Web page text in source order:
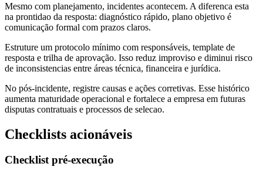
Mesmo com planejamento, incidentes acontecem. A diferenca esta
na prontidao da resposta: diagnóstico rápido, plano objetivo é
comunicação formal com prazos claros.
Estruture um protocolo mínimo com responsáveis, template de
resposta e trilha de aprovação. Isso reduz improviso e diminui risco
de inconsistencias entre áreas técnica, financeira e jurídica.
No pós-incidente, registre causas e ações corretivas. Esse histórico
aumenta maturidade operacional e fortalece a empresa em futuras
disputas contratuais e processos de selecao.
Checklists acionáveis
Checklist pré-execução